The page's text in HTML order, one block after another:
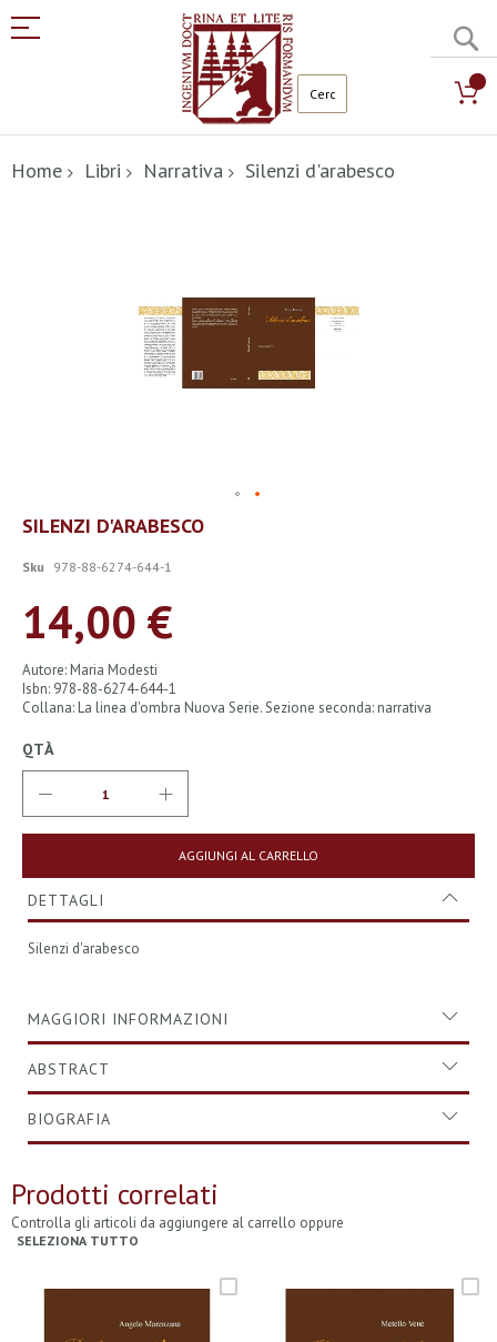
al
contenuto
Home Libri Narrativa Silenzi d'arabesco
Vai
all'inizio
galleria
immagini
SILENZI D'ARABESCO
Sku 978-88-6274-644-1
14,00 €
Autore: Maria Modesti
Isbn: 978-88-6274-644-1
Collana: La linea d'ombra Nuova Serie. Sezione seconda: narrativa
QTÀ
AGGIUNGI AL CARRELLO
DETTAGLI
Silenzi d'arabesco
MAGGIORI INFORMAZIONI
ABSTRACT
BIOGRAFIA
Prodotti correlati
Controlla gli articoli da aggiungere al carrello oppure
SELEZIONA TUTTO